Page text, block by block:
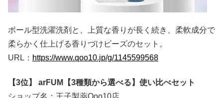
ボール型洗濯洗剤と、上質な香りが長く続き、柔軟成分で
柔らかく仕上げる香りづけビーズのセット。
URL： https://www.qoo10.jp/g/1145599568
【3位】 arFUM【3種類から選べる】使い比べセット